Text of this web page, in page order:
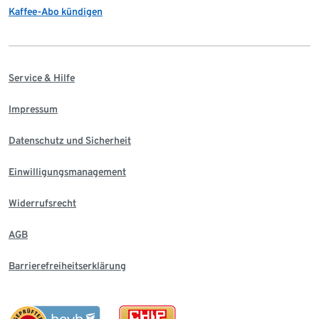
Kaffee-Abo kündigen
Service & Hilfe
Impressum
Datenschutz und Sicherheit
Einwilligungsmanagement
Widerrufsrecht
AGB
Barrierefreiheitserklärung